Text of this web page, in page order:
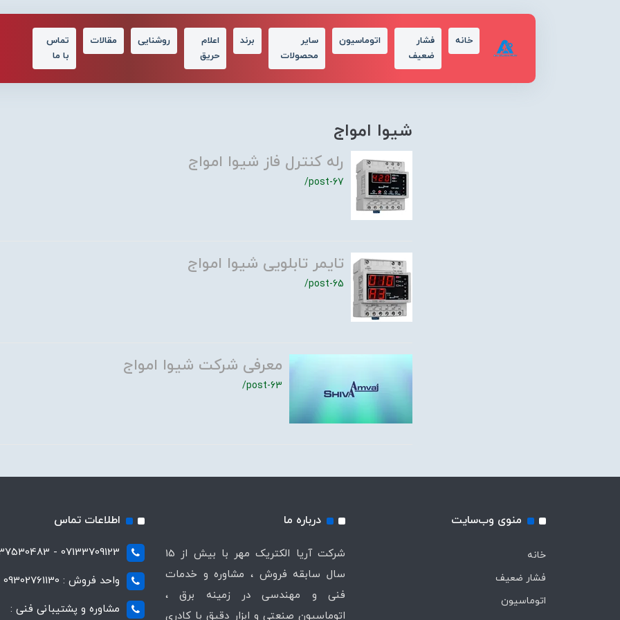
خانه
فشار
ضعیف
اتوماسیون
سایر
محصولات
برند
اعلام
حریق
روشنایی مقالات
تماس
با ما
شیوا امواج
رله کنترل فاز شیوا امواج
/post-67
تایمر تابلویی شیوا امواج
/post-65
معرفی شرکت شیوا امواج
/post-63
منوی وب‌سایت
خانه
فشار ضعیف
اتوماسیون
درباره ما
شرکت آریا الکتریک مهر با بیش از 15
سال سابقه فروش ، مشاوره و خدمات
فنی و مهندسی در زمینه برق ،
اتوماسیون صنعتی و ابزار دقیق با کادری
اطلاعات تماس
07133709123 - 07137530483
واحد فروش : 09302761130
مشاوره و پشتیبانی فنی :